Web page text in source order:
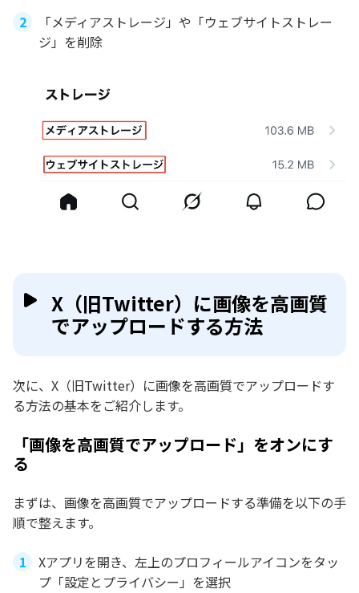
「メディアストレージ」や「ウェブサイトストレー
ジ」を削除
X（旧Twitter）に画像を高画質
でアップロードする方法
次に、X（旧Twitter）に画像を高画質でアップロードす
る方法の基本をご紹介します。
「画像を高画質でアップロード」をオンにす
る
まずは、画像を高画質でアップロードする準備を以下の手
順で整えます。
Xアプリを開き、左上のプロフィールアイコンをタッ
プ「設定とプライバシー」を選択